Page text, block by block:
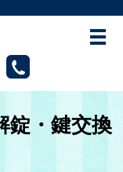
錠・鍵交換